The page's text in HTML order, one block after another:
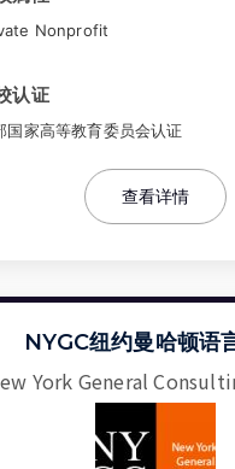
Nonprofit
认证
国家高等教育委员会认证
查看详情
NYGC纽约曼哈顿语
York General